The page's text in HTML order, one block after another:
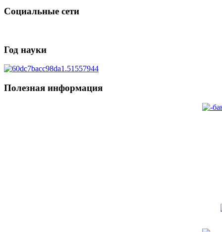
Социальные сети
Год науки
Полезная информация